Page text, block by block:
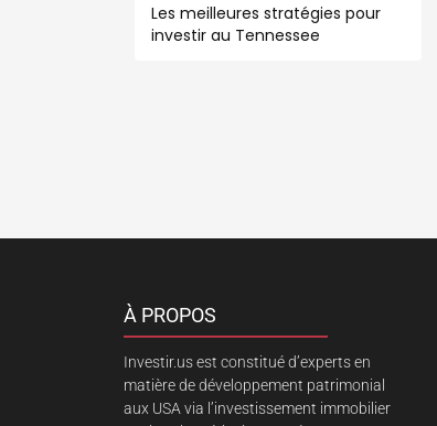
Les meilleures stratégies pour
investir au Tennessee
À PROPOS
Investir.us est constitué d’experts en
matière de développement patrimonial
aux USA via l’investissement immobilier